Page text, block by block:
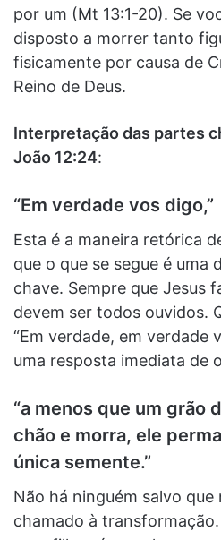
por um (Mt 13:1-20). Se
disposto a morrer tanto
fisicamente por causa de
Reino de Deus.
Interpretação das partes
João 12:24:
“Em verdade vos digo,”
Esta é a maneira retórica
que o que se segue é uma
chave. Sempre que Jesus
devem ser todos ouvidos.
“Em verdade, em verdade
uma resposta imediata de
“a menos que um grão
chão e morra, ele
única semente.”
Não há ninguém salvo que
chamado à